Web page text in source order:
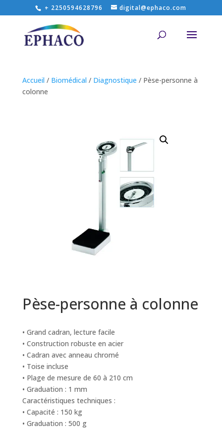
+ 2250594628796 digital@ephaco.com
Accueil / Biomédical / Diagnostique / Pèse-personne à
colonne
Pèse-personne à colonne
• Grand cadran, lecture facile
• Construction robuste en acier
• Cadran avec anneau chromé
• Toise incluse
• Plage de mesure de 60 à 210 cm
• Graduation : 1 mm
Caractéristiques techniques :
• Capacité : 150 kg
• Graduation : 500 g